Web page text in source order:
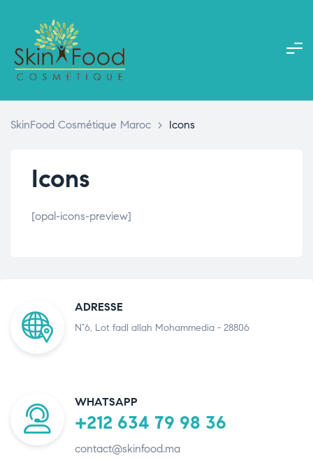
SkinFood Cosmétique Maroc > Icons
Icons
[opal-icons-preview]
ADRESSE
N°6, Lot fadl allah Mohammedia - 28806
WHATSAPP
+212 634 79 98 36
contact@skinfood.ma